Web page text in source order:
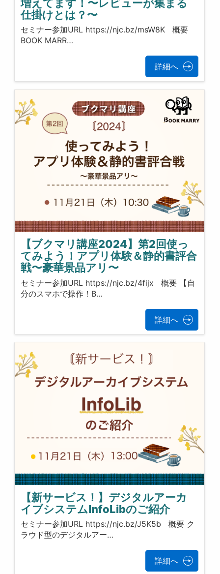
増えてます！〜レビューが集まる
仕掛けとは？〜
セミナー参加URL https://njc.bz/msW8K 概要
BOOK MARR…
詳細へ
【ブクマリ講座2024】第2回使っ
てみよう！アプリ体験＆静的書評合
戦〜豪華景品アリ〜
セミナー参加URL https://njc.bz/4fijx 概要 【自
分のスマホで操作！B…
詳細へ
【新サービス！】デジタルアーカ
イブシステムInfoLibのご紹介
セミナー参加URL https://njc.bz/J5K5b 概要 ク
ラウド型のデジタルアー…
詳細へ